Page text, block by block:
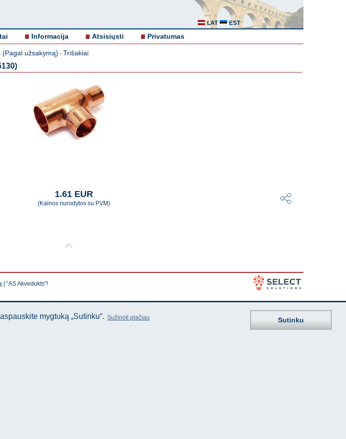
LAT EST
Informacija Atsisiųsti Privatumas
(Pagal užsakymą) - Trišakiai
1.61 EUR
(Kainos nurodytos su PVM)
"AS Akvedukts"!
mygtuką „Sutinku“. Sužinoti plačiau Sutinku